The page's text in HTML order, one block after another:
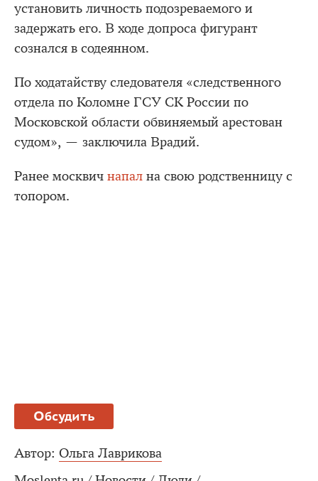
установить личность подозреваемого и
задержать его. В ходе допроса фигурант
сознался в содеянном.
По ходатайству следователя «следственного
отдела по Коломне ГСУ СК России по
Московской области обвиняемый арестован
судом», — заключила Врадий.
Ранее москвич напал на свою родственницу с
топором.
Обсудить
Автор: Ольга Лаврикова